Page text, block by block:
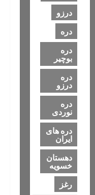
درزو
دره
دره
بوچیر
دره
درزو
دره
نوردی
دره های
ایران
دهستان
خسویه
رغز